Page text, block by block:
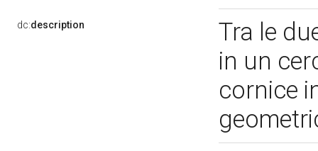
dc:description
Tra le
in un
cornice